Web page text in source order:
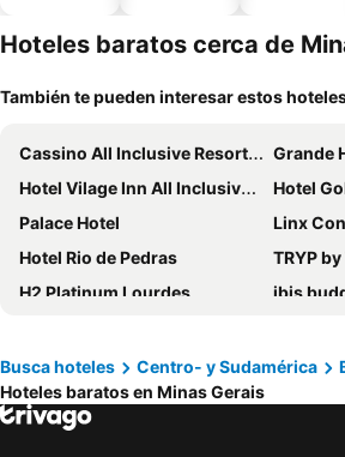
mascotas
Hoteles baratos cerca de
También te pueden interesar estos
Cassino All Inclusive Resort Poços de Caldas
Grande
Hotel Vilage Inn All Inclusive Poços de Caldas By Nacional Inn
Hotel Golden Park
Palace Hotel
Linx
Hotel Rio de Pedras
TRYP by
H2 Platinum Lourdes
ibis
Hotel Nacional Inn Poços de Caldas
Holiday Inn
HOTEL RESORT CASA BRANCA
Tijota Park Hotel Fazenda
Busca hoteles Centro- y Sudamérica
Hoteles baratos en Minas Gerais